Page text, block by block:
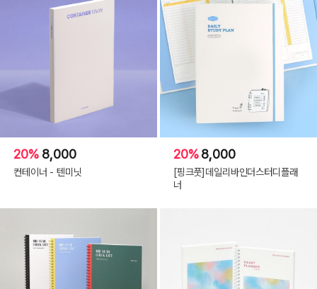
20% 8,000
컨테이너 - 텐미닛
20%8,000
[핑크풋]데일리바인더스터디플래
너